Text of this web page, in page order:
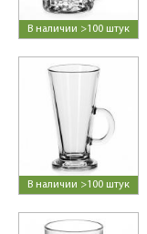
В наличии >100 штук
В наличии >100 штук